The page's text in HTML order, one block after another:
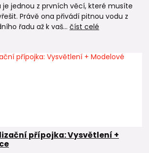
je jednou z prvních věcí, které musíte
Právě ona přivádí pitnou vodu z
řadu až k vaš... číst celé
přípojka: Vysvětlení +